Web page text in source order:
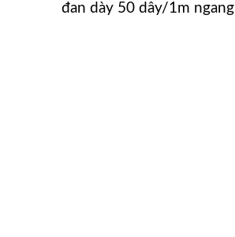
đan dày 50 dây/1m ngang